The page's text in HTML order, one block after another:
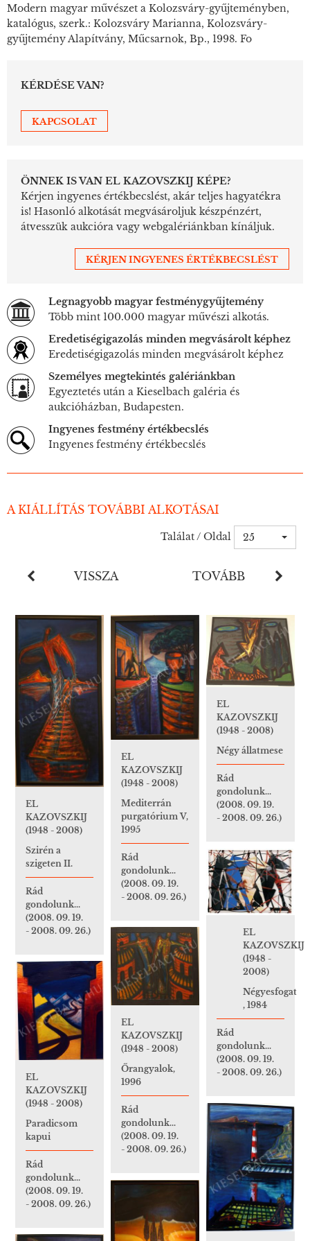
Modern magyar művészet a Kolozsváry-gyűjteményben,
katalógus, szerk.: Kolozsváry Marianna, Kolozsváry-
gyűjtemény Alapítvány, Műcsarnok, Bp., 1998. Fo
KÉRDÉSE VAN?
KAPCSOLAT
ÖNNEK IS VAN EL KAZOVSZKIJ KÉPE?
Kérjen ingyenes értékbecslést, akár teljes hagyatékra
is! Hasonló alkotását megvásároljuk készpénzért,
átvesszük aukcióra vagy webgalériánkban kínáljuk.
KÉRJEN INGYENES ÉRTÉKBECSLÉST
Legnagyobb magyar festménygyűjtemény
Több mint 100.000 magyar művészi alkotás.
Eredetiségigazolás minden megvásárolt képhez
Eredetiségigazolás minden megvásárolt képhez
Személyes megtekintés galériánkban
Egyeztetés után a Kieselbach galéria és
aukcióházban, Budapesten.
Ingyenes festmény értékbecslés
Ingyenes festmény értékbecslés
A KIÁLLÍTÁS TOVÁBBI ALKOTÁSAI
Találat / Oldal 25
VISSZA TOVÁBB
EL
KAZOVSZKIJ
(1948 - 2008)
Szirén a
szigeten II.
Rád
gondolunk...
(2008. 09. 19.
- 2008. 09. 26.)
EL
KAZOVSZKIJ
(1948 - 2008)
Mediterrán
purgatórium V,
1995
Rád
gondolunk...
(2008. 09. 19.
- 2008. 09. 26.)
EL
KAZOVSZKIJ
(1948 - 2008)
Négy állatmese
Rád
gondolunk...
(2008. 09. 19.
- 2008. 09. 26.)
EL
KAZOVSZKIJ
(1948 -
2008)
Négyesfogat
, 1984
Rád
gondolunk...
(2008. 09. 19.
- 2008. 09. 26.)
EL
KAZOVSZKIJ
(1948 - 2008)
Őrangyalok,
1996
Rád
gondolunk...
(2008. 09. 19.
- 2008. 09. 26.)
EL
KAZOVSZKIJ
(1948 - 2008)
Paradicsom
kapui
Rád
gondolunk...
(2008. 09. 19.
- 2008. 09. 26.)